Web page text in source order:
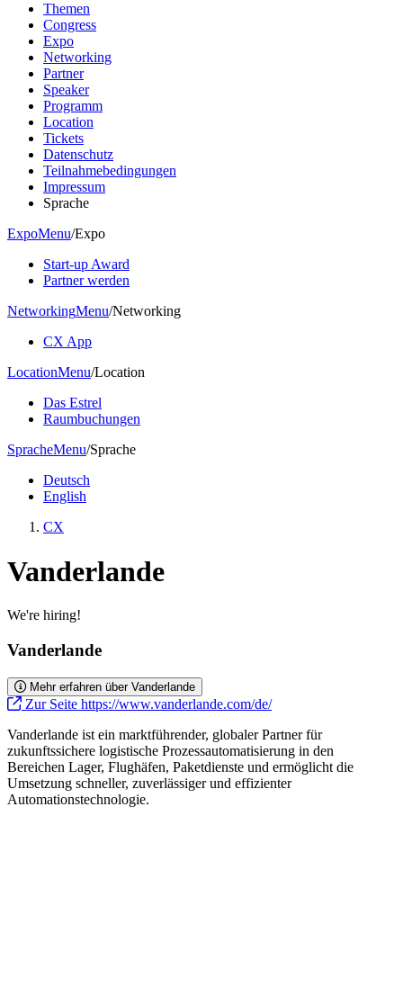
Themen
Congress
Expo
Networking
Partner
Speaker
Programm
Location
Tickets
Datenschutz
Teilnahmebedingungen
Impressum
Sprache
ExpoMenu/Expo
Start-up Award
Partner werden
NetworkingMenu/Networking
CX App
LocationMenu/Location
Das Estrel
Raumbuchungen
SpracheMenu/Sprache
Deutsch
English
CX
Vanderlande
We're hiring!
Vanderlande
Mehr erfahren über Vanderlande
Zur Seite https://www.vanderlande.com/de/
Vanderlande ist ein marktführender, globaler Partner für
zukunftssichere logistische Prozessautomatisierung in den
Bereichen Lager, Flughäfen, Paketdienste und ermöglicht die
Umsetzung schneller, zuverlässiger und effizienter
Automationstechnologie.